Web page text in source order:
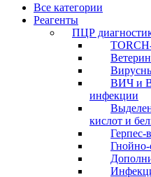
Все категории
Реагенты
ПЦР
ВИЧ и
инфекции
кислот и
Гнойно-